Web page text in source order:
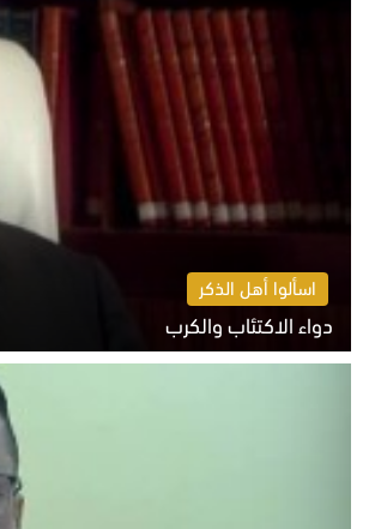
اسألوا أهل الذكر
دواء الاكتئاب والكرب
السبت 8 أغسطس 2026 10:54 ص